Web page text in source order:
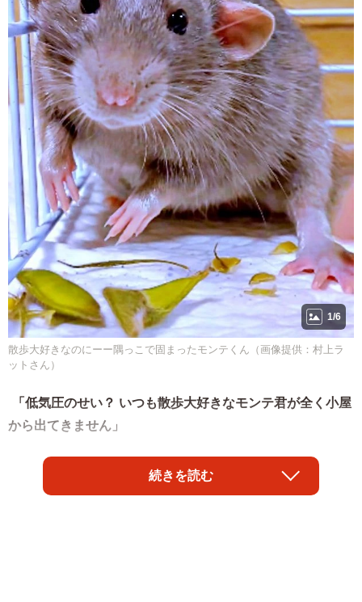
1/6
散歩大好きなのにーー隅っこで固まったモンテくん（画像提供：村上ラ
ットさん）
「低気圧のせい？ いつも散歩大好きなモンテ君が全く小屋
から出てきません」
そんなコメントが添えられた1匹のラットの投稿がXで話題
になっています。ペットとして親しまれるラットは「ファ
続きを読む